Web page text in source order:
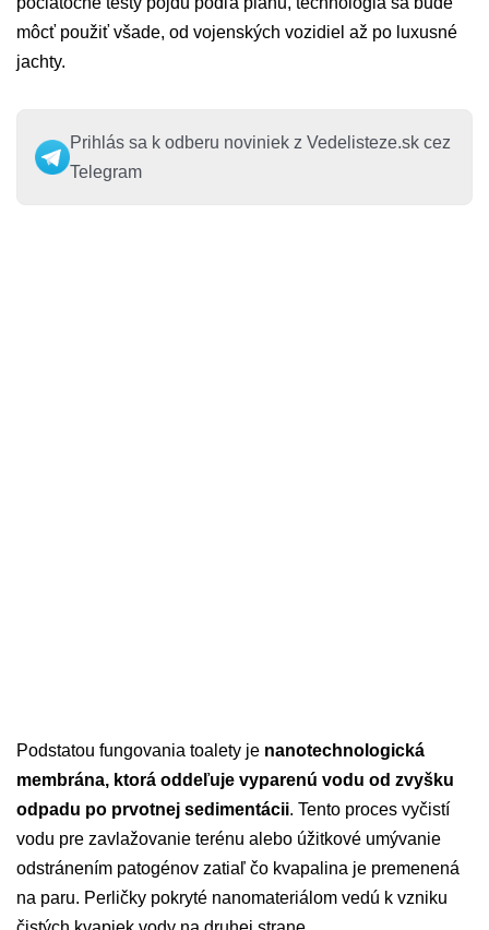
môcť použiť všade, od vojenských vozidiel až po luxusné
jachty.
Prihlás sa k odberu noviniek z Vedelisteze.sk cez
Telegram
Podstatou fungovania toalety je nanotechnologická
membrána, ktorá oddeľuje vyparenú vodu od zvyšku
odpadu po prvotnej sedimentácii. Tento proces vyčistí
vodu pre zavlažovanie terénu alebo úžitkové umývanie
odstránením patogénov zatiaľ čo kvapalina je premenená
na paru. Perličky pokryté nanomateriálom vedú k vzniku